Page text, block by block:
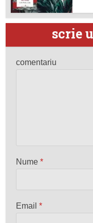
scrie
comentariu
Nume*
Email*